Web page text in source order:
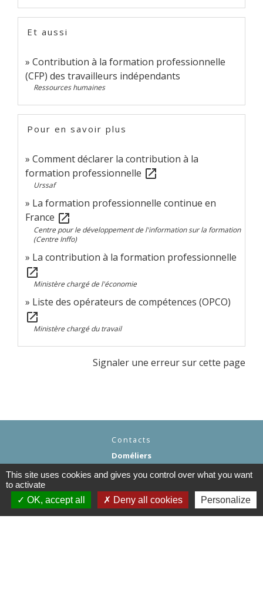
Et aussi
Contribution à la formation professionnelle
(CFP) des travailleurs indépendants
Ressources humaines
Pour en savoir plus
Comment déclarer la contribution à la
formation professionnelle open_in_new
Urssaf
La formation professionnelle continue en
France open_in_new
Centre pour le développement de l'information sur la formation
(Centre Inffo)
La contribution à la formation professionnelle
open_in_new
Ministère chargé de l'économie
Liste des opérateurs de compétences (OPCO)
open_in_new
Ministère chargé du travail
Signaler une erreur sur cette page
Contacts
Doméliers
Rue Principale
60360 Doméliers - FRANCE
Contact par formulaire
This site uses cookies and gives you control over what you want
to activate
OK, accept all
Deny all cookies Personalize